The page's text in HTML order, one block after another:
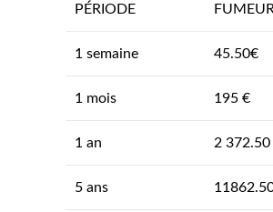
PÉRIODE
1 semaine 45.50€
1 mois 195 €
1 an 2 372.50
5 ans